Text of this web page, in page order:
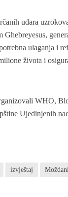
udara
Ghebreyesus,
ulaganja i
života i
WHO,
Ujedinjenih
izvještaj